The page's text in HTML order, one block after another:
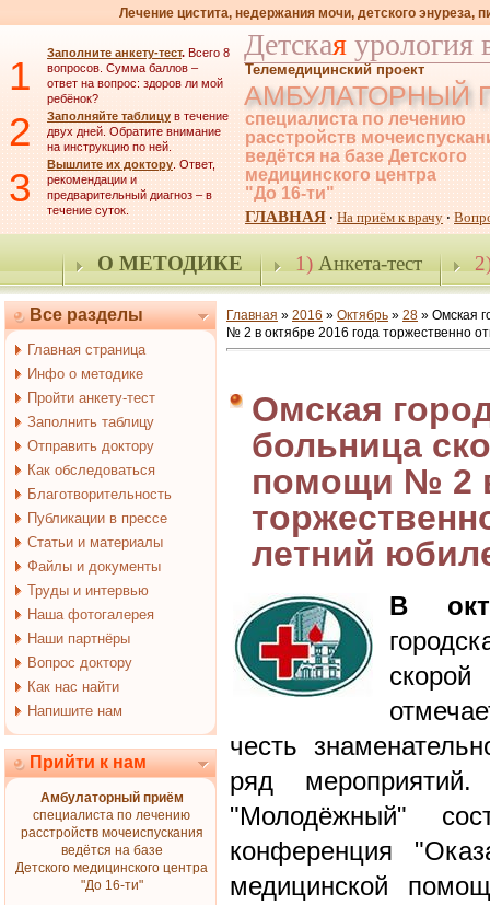
Лечение цистита, недержания мочи, детского энуреза,
1 Заполните анкету-тест. Всего 8
вопросов. Сумма баллов –
ответ на вопрос: здоров ли мой
ребёнок?
2 Заполняйте таблицу в течение
двух дней. Обратите внимание
на инструкцию по ней.
3 Вышлите их доктору. Ответ,
рекомендации и
предварительный диагноз – в
течение суток.
Детская урология
Телемедицинский проект
АМБУЛАТОРНЫЙ
специалиста по лечению
расстройств
ведётся на базе Детского
медицинского центра
"До 16-ти"
ГЛАВНАЯ · На приём к врачу ·
О МЕТОДИКЕ 1)Анкета-тест
Все разделы
Главная страница
Инфо о методике
Пройти анкету-тест
Заполнить таблицу
Отправить доктору
Как обследоваться
Благотворительность
Публикации в прессе
Статьи и материалы
Файлы и документы
Труды и интервью
Наша фотогалерея
Наши партнёры
Вопрос доктору
Как нас найти
Напишите нам
Прийти к нам
Амбулаторный приём
специалиста по лечению
расстройств мочеиспускания
ведётся на базе
Детского медицинского центра
"До 16-ти"
Главная » 2016 » Октябрь » 28 » Омская
№ 2 в октябре 2016 года торжественно
Омская
больница
помощи № 2
летний
В
честь
ряд
"Молодёжный"
конференция
медицинской